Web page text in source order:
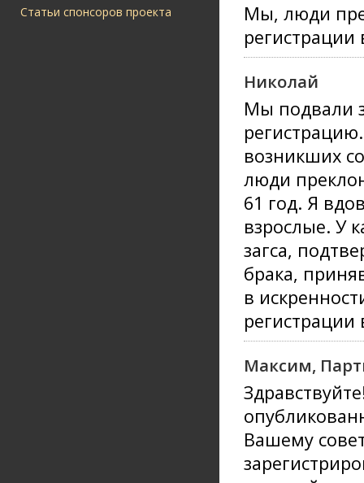
Статьи спонсоров проекта
Мы, люди
регистрации
Николай
Мы подвали
возникших
люди
61 год. Я
взрослые. У
загса,
брака,
в
регистрации
Максим,
Вашему